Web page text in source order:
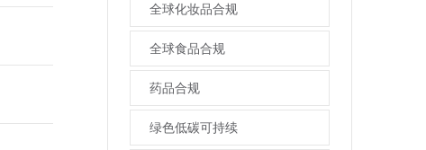
全球化妆品合规
全球食品合规
药品合规
绿色低碳可持续